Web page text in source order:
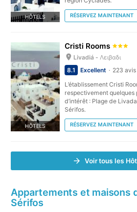
HÔTELS RÉSERVEZ MAINTENANT
HÔTELS
Cristi Rooms
Livadiá -Λειβαδι
8.1
Excellent
223 avis
L’établissement Cristi
respectivement quelques
d’intérêt : Plage de
Sérifos.
RÉSERVEZ MAINTENANT
Voir tous les
Appartements et maisons
Sérifos